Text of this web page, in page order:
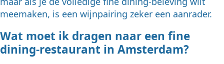
meemaken, is een wijnpairing zeker een aanrader.
Wat moet ik dragen naar een fine
dining-restaurant in Amsterdam?